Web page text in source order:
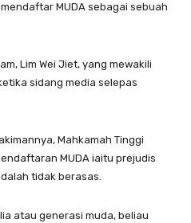
MUDA sebagai sebuah
Lim Wei Jiet, yang mewakili
sidang media selepas
Mahkamah Tinggi
MUDA iaitu prejudis
tidak berasas.
atau generasi muda, beliau